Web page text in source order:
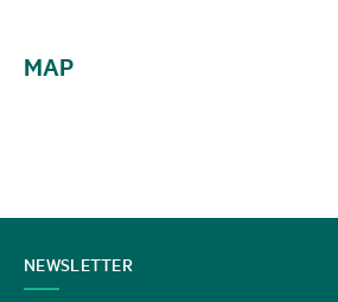
MAP
CONTACT
US
NEWSLETTER